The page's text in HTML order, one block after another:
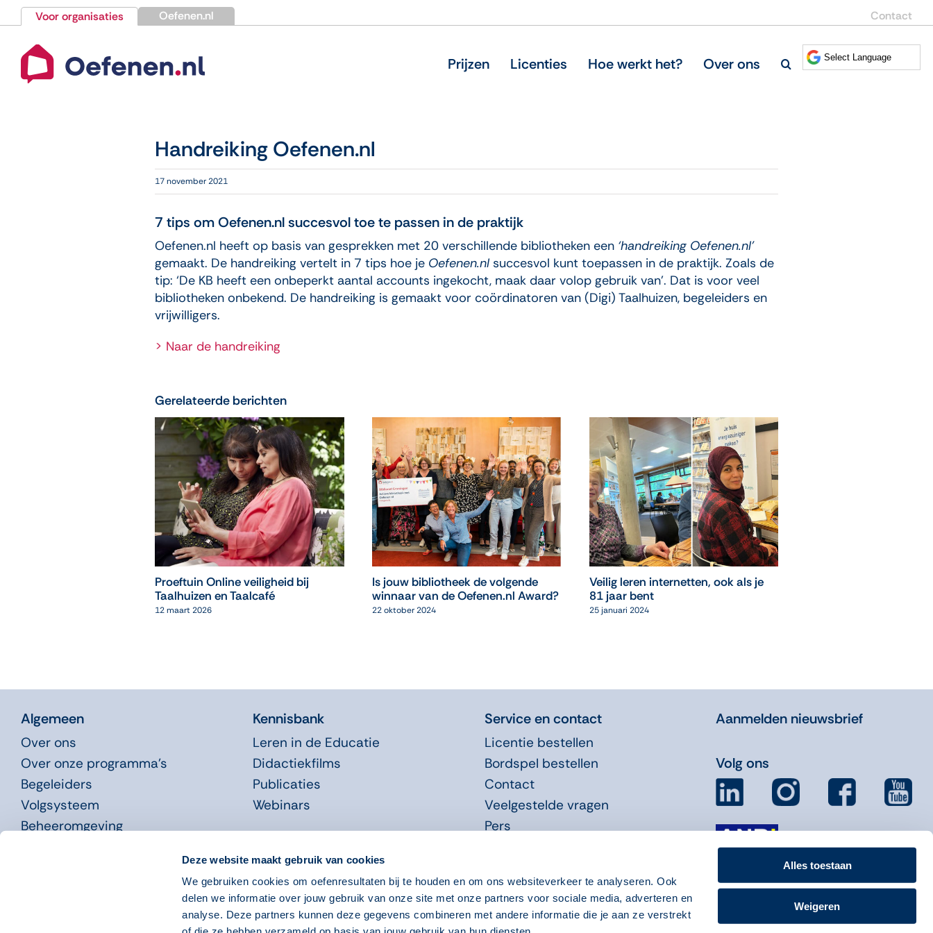
Deze website maakt gebruik van cookies
We gebruiken cookies om oefenresultaten bij te houden en om ons websiteverkeer te analyseren. Ook
delen we informatie over jouw gebruik van onze site met onze partners voor sociale media, adverteren en
analyse. Deze partners kunnen deze gegevens combineren met andere informatie die je aan ze verstrekt
Alles toestaan
Weigeren
naar
inhoud
Voor organisaties Oefenen.nl Contact
Prijzen Licenties Hoe werkt het? Over ons
Handreiking Oefenen.nl
17 november 2021
7 tips om Oefenen.nl succesvol toe te passen in de praktijk
Oefenen.nl heeft op basis van gesprekken met 20 verschillende bibliotheken een ‘handreiking Oefenen.nl’
gemaakt. De handreiking vertelt in 7 tips hoe je Oefenen.nlsuccesvol kunt toepassen in de praktijk. Zoals de
tip: ‘De KB heeft een onbeperkt aantal accounts ingekocht, maak daar volop gebruik van’. Dat is voor veel
bibliotheken onbekend. De handreiking is gemaakt voor coördinatoren van (Digi) Taalhuizen, begeleiders en
vrijwilligers.
> Naar de handreiking
Gerelateerde berichten
Proeftuin Online veiligheid bij
Taalhuizen en Taalcafé
12 maart 2026
Is jouw bibliotheek de volgende
winnaar van de Oefenen.nl Award?
22 oktober 2024
Veilig leren internetten, ook als je
81 jaar bent
25 januari 2024
Algemeen
Over ons
Over onze programma’s
Begeleiders
Volgsysteem
Beheeromgeving
Kennisbank
Leren in de Educatie
Didactiekfilms
Publicaties
Webinars
Service en contact
Licentie bestellen
Bordspel bestellen
Contact
Veelgestelde vragen
Pers
Aanmelden nieuwsbrief
Volg ons
Copyright 2023PrivacyverklaringCookies